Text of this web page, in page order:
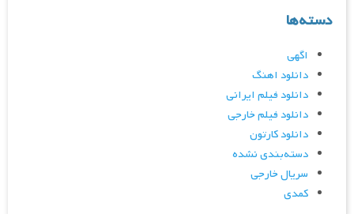
دسته‌ها
اگهی
دانلود اهنگ
دانلود فیلم ایرانی
دانلود فیلم خارجی
دانلود کارتون
دسته‌بندی نشده
سریال خارجی
کمدی